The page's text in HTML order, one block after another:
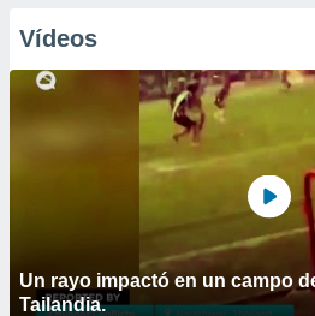
Vídeos
Un rayo impactó en un campo
Tailandia.